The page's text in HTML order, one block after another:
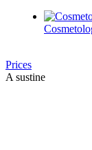
Prices
A sustine